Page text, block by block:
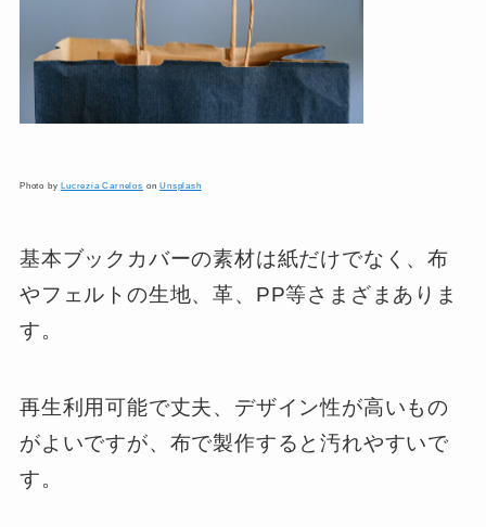
Photo by Lucrezia Carnelos onUnsplash
基本ブックカバーの素材は紙だけでなく、布
やフェルトの生地、革、PP等さまざまありま
す。
再生利用可能で丈夫、デザイン性が高いもの
がよいですが、布で製作すると汚れやすいで
す。